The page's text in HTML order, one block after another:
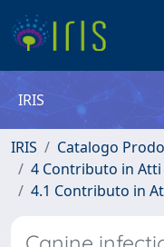
IRIS
IRIS
Catalogo
4 Contributo in
4.1 Contributo in